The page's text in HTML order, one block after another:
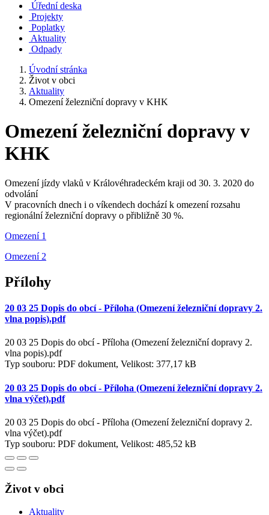
Úřední deska
Projekty
Poplatky
Aktuality
Odpady
Úvodní stránka
Život v obci
Aktuality
Omezení železniční dopravy v KHK
Omezení železniční dopravy v
KHK
Omezení jízdy vlaků v Královéhradeckém kraji od 30. 3. 2020 do
odvolání
V pracovních dnech i o víkendech dochází k omezení rozsahu
regionální železniční dopravy o přibližně 30 %.
Omezení 1
Omezení 2
Přílohy
20 03 25 Dopis do obcí - Příloha (Omezení železniční dopravy 2.
vlna popis).pdf
20 03 25 Dopis do obcí - Příloha (Omezení železniční dopravy 2.
vlna popis).pdf
Typ souboru: PDF dokument, Velikost: 377,17 kB
20 03 25 Dopis do obcí - Příloha (Omezení železniční dopravy 2.
vlna výčet).pdf
20 03 25 Dopis do obcí - Příloha (Omezení železniční dopravy 2.
vlna výčet).pdf
Typ souboru: PDF dokument, Velikost: 485,52 kB
Život v obci
Aktuality